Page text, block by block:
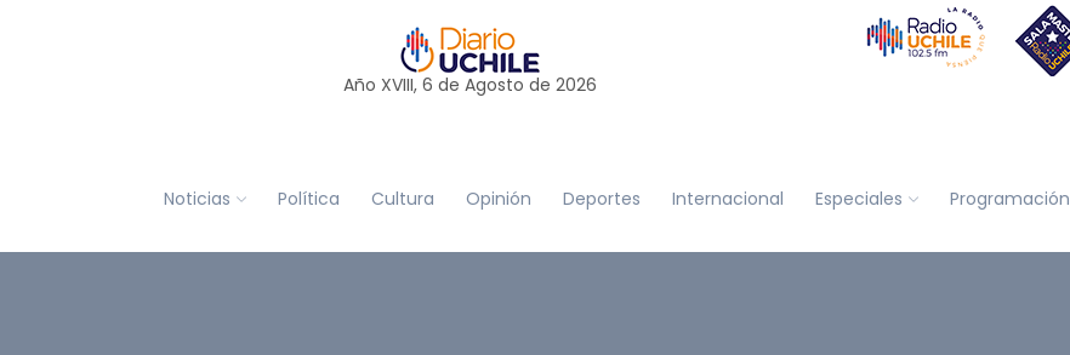
Año XVIII, 6 de Agosto de 2026
Noticias Política Cultura Opinión Deportes Internacional Especiales Programación